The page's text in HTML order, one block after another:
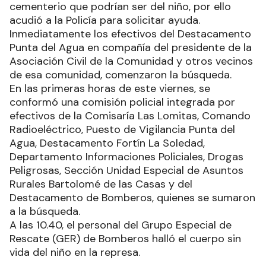
cementerio que podrían ser del niño, por ello
acudió a la Policía para solicitar ayuda.
Inmediatamente los efectivos del Destacamento
Punta del Agua en compañía del presidente de la
Asociación Civil de la Comunidad y otros vecinos
de esa comunidad, comenzaron la búsqueda.
En las primeras horas de este viernes, se
conformó una comisión policial integrada por
efectivos de la Comisaría Las Lomitas, Comando
Radioeléctrico, Puesto de Vigilancia Punta del
Agua, Destacamento Fortín La Soledad,
Departamento Informaciones Policiales, Drogas
Peligrosas, Sección Unidad Especial de Asuntos
Rurales Bartolomé de las Casas y del
Destacamento de Bomberos, quienes se sumaron
a la búsqueda.
A las 10.40, el personal del Grupo Especial de
Rescate (GER) de Bomberos halló el cuerpo sin
vida del niño en la represa.